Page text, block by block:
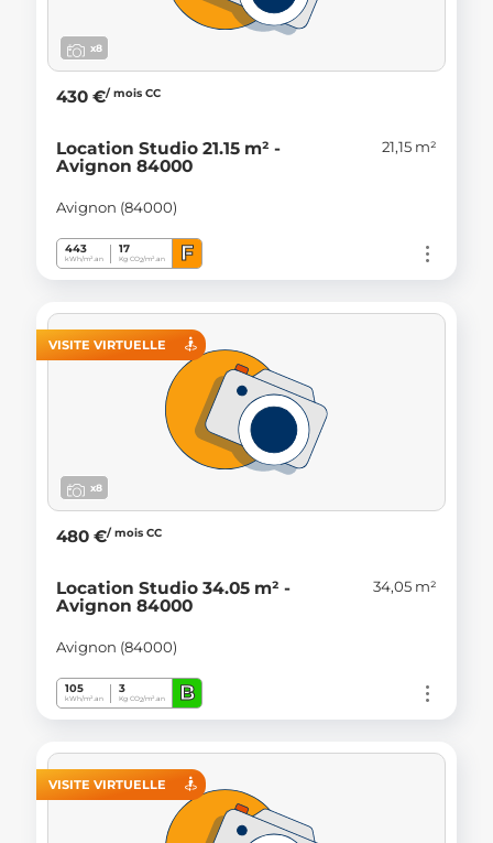
x8
430 €/ mois CC
Location Studio 21.15 m² -
Avignon 84000
21,15 m²
Avignon (84000)
443
kWh/m².an
17
Kg CO2/m².an F
VISITE VIRTUELLE
x8
480 €/ mois CC
Location Studio 34.05 m² -
Avignon 84000
34,05 m²
Avignon (84000)
105
kWh/m².an
3
Kg CO2/m².an B
VISITE VIRTUELLE